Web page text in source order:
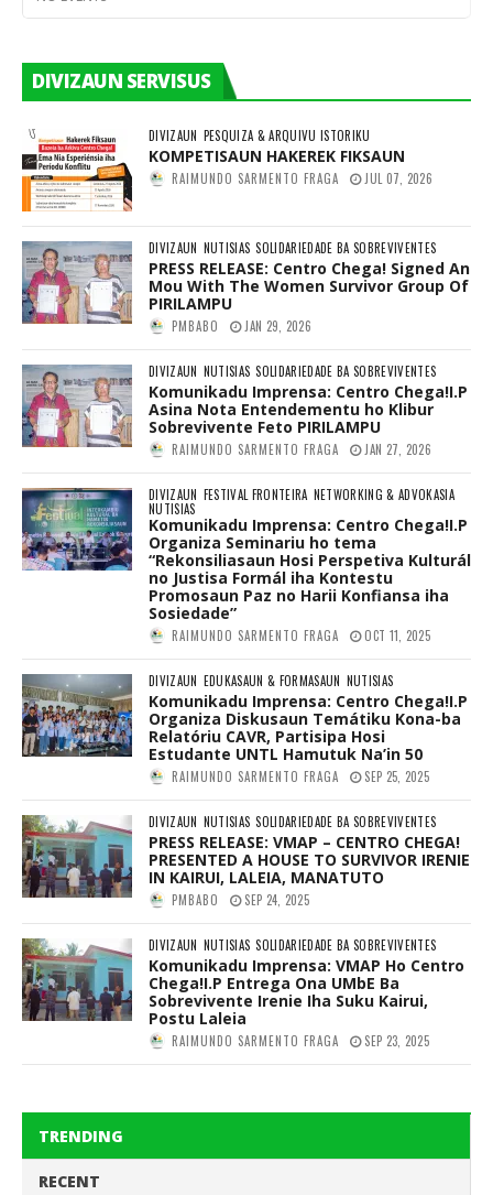
DIVIZAUN SERVISUS
DIVIZAUN PESQUIZA & ARQUIVU ISTORIKU
KOMPETISAUN HAKEREK FIKSAUN
RAIMUNDO SARMENTO FRAGA JUL 07, 2026
DIVIZAUN NUTISIAS SOLIDARIEDADE BA SOBREVIVENTES
PRESS RELEASE: Centro Chega! Signed An
Mou With The Women Survivor Group Of
PIRILAMPU
PMBABO JAN 29, 2026
DIVIZAUN NUTISIAS SOLIDARIEDADE BA SOBREVIVENTES
Komunikadu Imprensa: Centro Chega!I.P
Asina Nota Entendementu ho Klibur
Sobrevivente Feto PIRILAMPU
RAIMUNDO SARMENTO FRAGA JAN 27, 2026
DIVIZAUN FESTIVAL FRONTEIRA NETWORKING & ADVOKASIA
NUTISIAS
Komunikadu Imprensa: Centro Chega!I.P
Organiza Seminariu ho tema
“Rekonsiliasaun Hosi Perspetiva Kulturál
no Justisa Formál iha Kontestu
Promosaun Paz no Harii Konfiansa iha
Sosiedade”
RAIMUNDO SARMENTO FRAGA OCT 11, 2025
DIVIZAUN EDUKASAUN & FORMASAUN NUTISIAS
Komunikadu Imprensa: Centro Chega!I.P
Organiza Diskusaun Temátiku Kona-ba
Relatóriu CAVR, Partisipa Hosi
Estudante UNTL Hamutuk Na’in 50
RAIMUNDO SARMENTO FRAGA SEP 25, 2025
DIVIZAUN NUTISIAS SOLIDARIEDADE BA SOBREVIVENTES
PRESS RELEASE: VMAP – CENTRO CHEGA!
PRESENTED A HOUSE TO SURVIVOR IRENIE
IN KAIRUI, LALEIA, MANATUTO
PMBABO SEP 24, 2025
DIVIZAUN NUTISIAS SOLIDARIEDADE BA SOBREVIVENTES
Komunikadu Imprensa: VMAP Ho Centro
Chega!I.P Entrega Ona UMbE Ba
Sobrevivente Irenie Iha Suku Kairui,
Postu Laleia
RAIMUNDO SARMENTO FRAGA SEP 23, 2025
TRENDING
RECENT